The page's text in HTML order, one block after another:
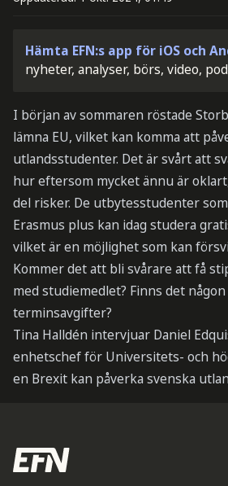
Hämta EFN:s app för iOS och
nyheter, analyser, börs, video,
I början av sommaren röstade
lämna EU, vilket kan komma att
utlandsstudenter. Det är svårt att
hur eftersom mycket ännu är
del risker. De utbytesstudenter
Erasmus plus kan idag studera
vilket är en möjlighet som kan
Kommer det att bli svårare att få
med studiemedlet? Finns det
terminsavgifter?
Tina Halldén intervjuar Daniel
enhetschef för Universitets- och
en Brexit kan påverka svenska